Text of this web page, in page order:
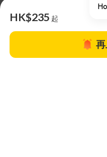
HK$235 起
關於TapNow |TapNow Blog |